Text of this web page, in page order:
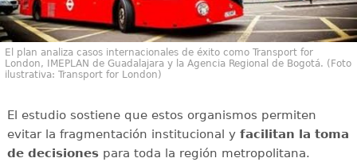
El plan analiza casos internacionales de éxito como Transport for
London, IMEPLAN de Guadalajara y la Agencia Regional de Bogotá. (Foto
ilustrativa: Transport for London)
El estudio sostiene que estos organismos permiten
evitar la fragmentación institucional y facilitan la toma
de decisionespara toda la región metropolitana.